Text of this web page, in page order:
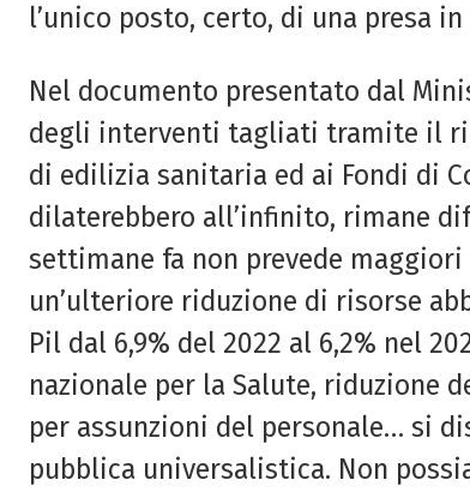
l’unico posto, certo, di una presa
Nel documento presentato dal
degli interventi tagliati tramite il
di edilizia sanitaria ed ai Fondi di
dilaterebbero all’infinito, rimane
settimane fa non prevede
un’ulteriore riduzione di risorse
Pil dal 6,9% del 2022 al 6,2% nel
nazionale per la Salute, riduzione
per assunzioni del personale… si
pubblica universalistica. Non